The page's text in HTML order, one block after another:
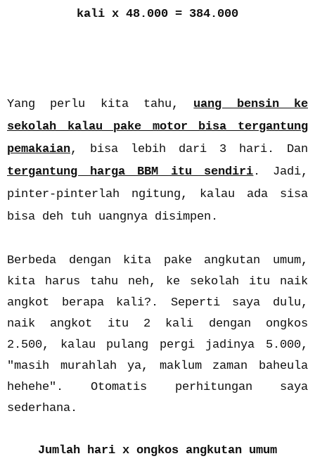
kali x 48.000 = 384.000
Yang perlu kita tahu, uang bensin ke
sekolah kalau pake motor bisa tergantung
pemakaian, bisa lebih dari 3 hari. Dan
tergantung harga BBM itu sendiri . Jadi,
pinter-pinterlah ngitung, kalau ada sisa
bisa deh tuh uangnya disimpen.
Berbeda dengan kita pake angkutan umum,
kita harus tahu neh, ke sekolah itu naik
angkot berapa kali?. Seperti saya dulu,
naik angkot itu 2 kali dengan ongkos
2.500, kalau pulang pergi jadinya 5.000,
"masih murahlah ya, maklum zaman baheula
hehehe". Otomatis perhitungan saya
sederhana.
Jumlah hari x ongkos angkutan umum